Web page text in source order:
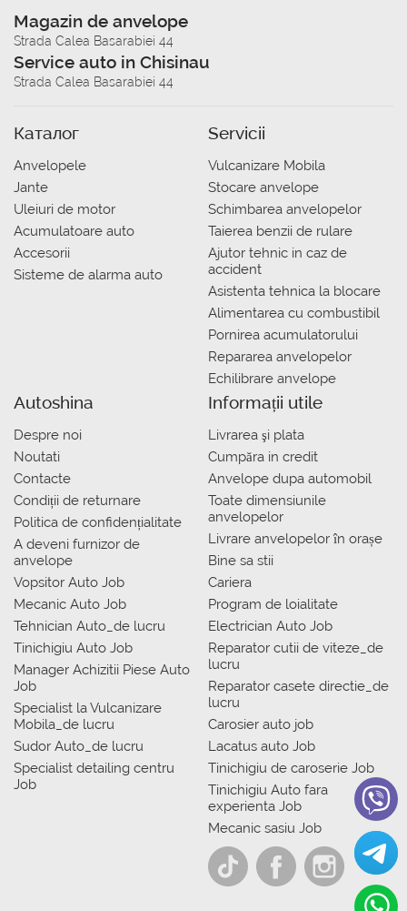
Magazin de anvelope
Strada Calea Basarabiei 44
Service auto in Chisinau
Strada Calea Basarabiei 44
Каталог
Anvelopele
Jante
Uleiuri de motor
Acumulatoare auto
Accesorii
Sisteme de alarma auto
Servicii
Vulcanizare Mobila
Stocare anvelope
Schimbarea anvelopelor
Taierea benzii de rulare
Ajutor tehnic in caz de
accident
Asistenta tehnica la blocare
Alimentarea cu combustibil
Pornirea acumulatorului
Repararea anvelopelor
Echilibrare anvelope
Autoshina
Despre noi
Noutati
Contacte
Condiții de returnare
Politica de confidențialitate
A deveni furnizor de
anvelope
Vopsitor Auto Job
Mecanic Auto Job
Tehnician Auto_de lucru
Tinichigiu Auto Job
Manager Achizitii Piese Auto
Job
Specialist la Vulcanizare
Mobila_de lucru
Sudor Auto_de lucru
Specialist detailing centru
Job
Informații utile
Livrarea şi plata
Сumpăra in credit
Anvelope dupa automobil
Toate dimensiunile
anvelopelor
Livrare anvelopelor în orașe
Bine sa stii
Cariera
Program de loialitate
Electrician Auto Job
Reparator cutii de viteze_de
lucru
Reparator casete directie_de
lucru
Carosier auto job
Lacatus auto Job
Tinichigiu de caroserie Job
Tinichigiu Auto fara
experienta Job
Mecanic sasiu Job